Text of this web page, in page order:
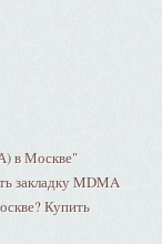
в Москве"
закладку MDMA
Купить